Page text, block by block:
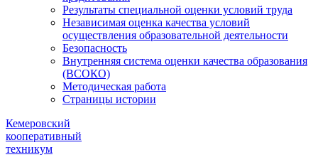
Результаты специальной оценки условий труда
Независимая оценка качества условий
осуществления образовательной деятельности
Безопасность
Внутренняя система оценки качества образования
(ВСОКО)
Методическая работа
Страницы истории
Кемеровский
кооперативный
техникум